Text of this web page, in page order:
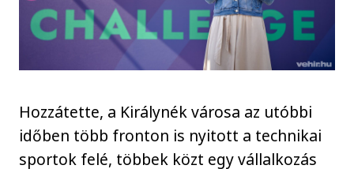
Hozzátette, a Királynék városa az utóbbi
időben több fronton is nyitott a technikai
sportok felé, többek közt egy vállalkozás